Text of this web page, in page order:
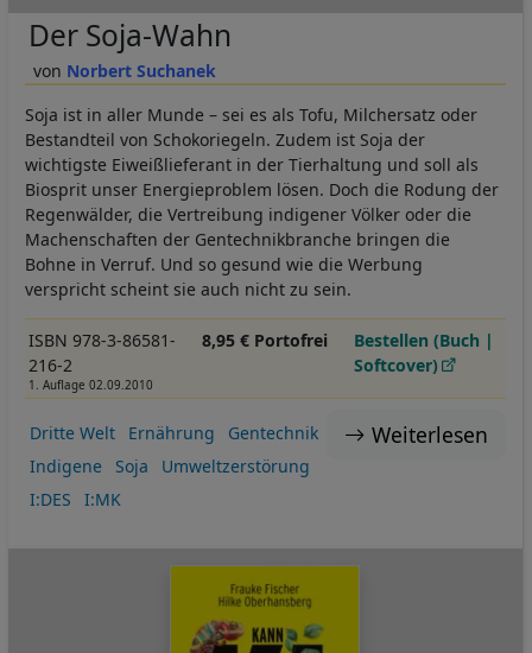
Norbert Suchanek
Der Soja-Wahn
Soja ist in aller Munde – sei es als Tofu, Milchersatz oder
Bestandteil von Schokoriegeln. Zudem ist Soja der
wichtigste Eiweißlieferant in der Tierhaltung und soll als
Biosprit unser Energieproblem lösen. Doch die Rodung der
Regenwälder, die Vertreibung indigener Völker oder die
Machenschaften der Gentechnikbranche bringen die
Bohne in Verruf. Und so gesund wie die Werbung
verspricht scheint sie auch nicht zu sein.
ISBN 978-3-86581-
216-2
1. Auflage 02.09.2010
8,95 € Portofrei
Bestellen (Buch |
Softcover)
Weiterlesen
Dritte Welt Ernährung
Gentechnik
Indigene
Soja
Umweltzerstörung
I:DES
I:MK